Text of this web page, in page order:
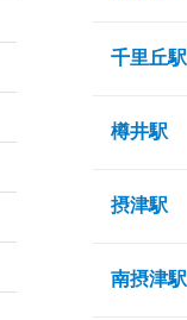
千里丘駅
樽井駅
摂津駅
南摂津駅